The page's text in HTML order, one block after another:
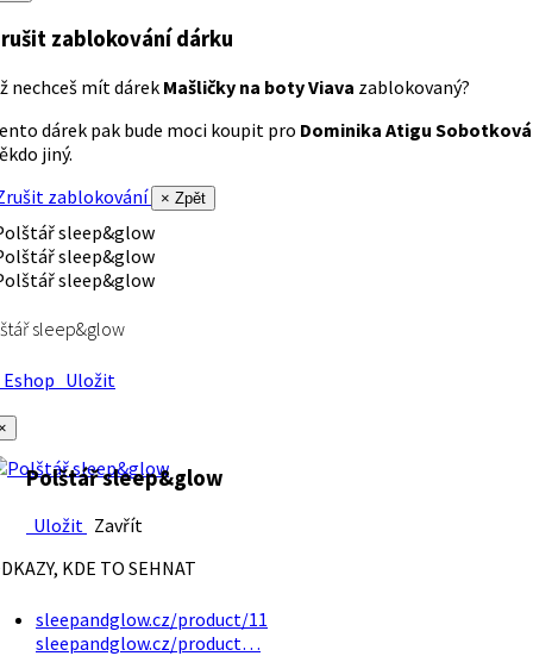
zablokování dárku
nechceš mít dárek Mašličky na boty Viava zablokovaný?
dárek pak bude moci koupit pro Dominika Atigu Sobotková
jiný.
zablokování
× Zpět
sleep&glow
Uložit
Polštář sleep&glow
Uložit Zavřít
KDE TO SEHNAT
sleepandglow.cz/product/11
sleepandglow.cz/product…